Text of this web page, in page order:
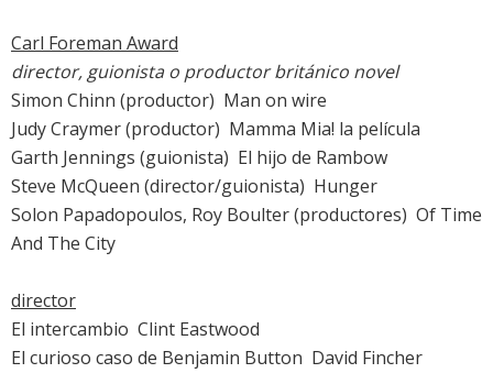
Carl Foreman Award
director, guionista o productor británico novel
Simon Chinn (productor)  Man on wire
Judy Craymer (productor)  Mamma Mia! la película
Garth Jennings (guionista)  El hijo de Rambow
Steve McQueen (director/guionista)  Hunger
Solon Papadopoulos, Roy Boulter (productores)  Of Time
And The City
director
El intercambio  Clint Eastwood
El curioso caso de Benjamin Button  David Fincher